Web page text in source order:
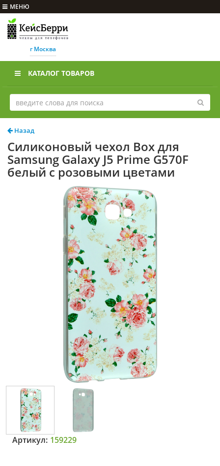
МЕНЮ
г Москва
КАТАЛОГ ТОВАРОВ
Назад
Силиконовый чехол Box для
Samsung Galaxy J5 Prime G570F
белый с розовыми цветами
Артикул: 159229